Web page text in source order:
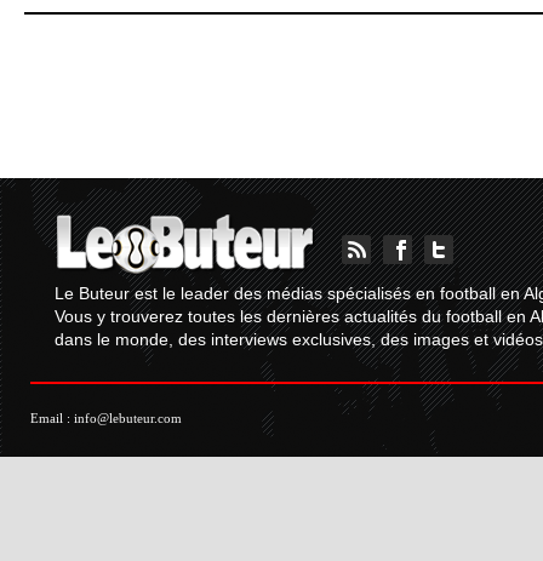
Le Buteur est le leader des médias spécialisés en football en
Vous y trouverez toutes les dernières actualités du football en
dans le monde, des interviews exclusives, des images et
Email : info@lebuteur.com